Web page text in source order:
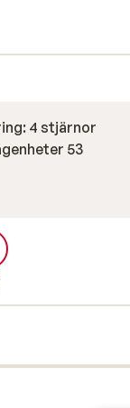
4 stjärnor
53